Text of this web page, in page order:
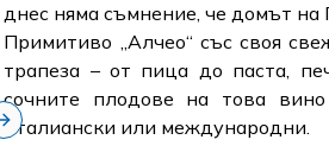
Next slide
днес няма съмнение, че домът
Примитиво „Алчео“ със своя
трапеза – от пица до паста,
сочните плодове на това
италиански или международни.